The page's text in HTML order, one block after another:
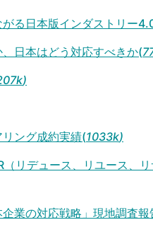
がる日本版インダストリー
日本はどう対応すべきか(
)
ング成約実績(1033k)
リデュース、リユース、リ
企業の対応戦略」現地調査報